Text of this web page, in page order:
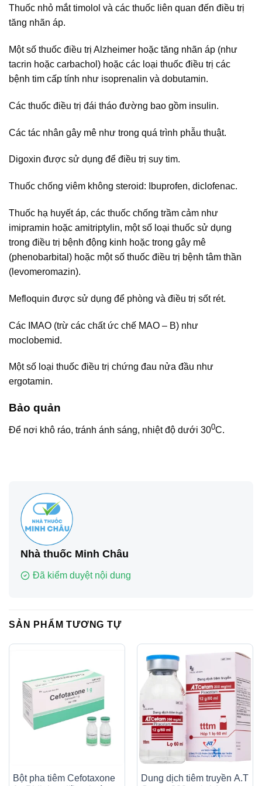
Thuốc nhỏ mắt timolol và các thuốc liên quan đến điều trị
tăng nhãn áp.
Một số thuốc điều trị Alzheimer hoặc tăng nhãn áp (như
tacrin hoặc carbachol) hoặc các loại thuốc điều trị các
bệnh tim cấp tính như isoprenalin và dobutamin.
Các thuốc điều trị đái tháo đường bao gồm insulin.
Các tác nhân gây mê như trong quá trình phẫu thuật.
Digoxin được sử dụng để điều trị suy tim.
Thuốc chống viêm không steroid: Ibuprofen, diclofenac.
Thuốc hạ huyết áp, các thuốc chống trầm cảm như
imipramin hoặc amitriptylin, một số loại thuốc sử dụng
trong điều trị bệnh động kinh hoặc trong gây mê
(phenobarbital) hoặc một số thuốc điều trị bệnh tâm thần
(levomeromazin).
Mefloquin được sử dụng để phòng và điều trị sốt rét.
Các IMAO (trừ các chất ức chế MAO – B) như
moclobemid.
Một số loại thuốc điều trị chứng đau nửa đầu như
ergotamin.
Bảo quản
Để nơi khô ráo, tránh ánh sáng, nhiệt độ dưới 300C.
Nhà thuốc Minh Châu
Đã kiểm duyệt nội dung
SẢN PHẨM TƯƠNG TỰ
Bột pha tiêm Cefotaxone
Dung dịch tiêm truyền A.T